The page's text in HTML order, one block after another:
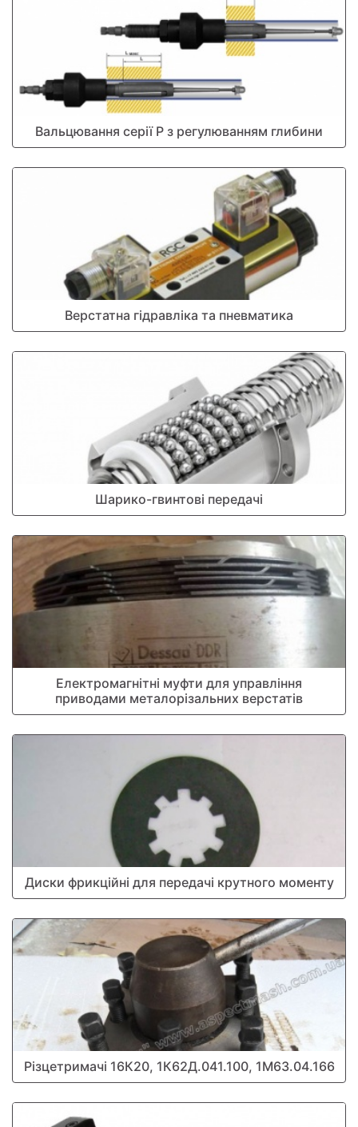
Вальцювання серії Р з регулюванням глибини
Верстатна гідравліка та пневматика
Шарико-гвинтові передачі
Електромагнітні муфти для управління
приводами металорізальних верстатів
Диски фрикційні для передачі крутного моменту
Різцетримачі 16К20, 1К62Д.041.100, 1М63.04.166